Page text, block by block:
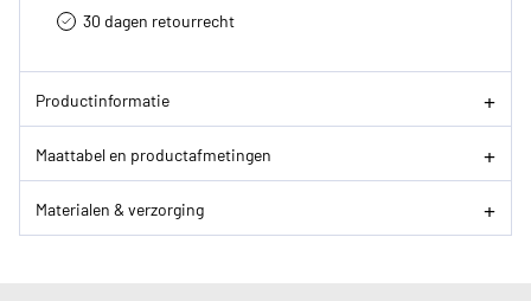
30 dagen retourrecht­
Productinformatie
Maattabel en productafmetingen
Materialen & verzorging